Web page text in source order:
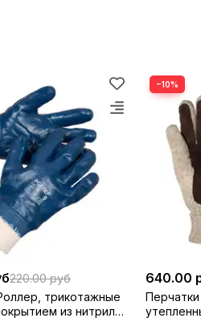
220.00 руб
трикотажные
из нитрила,
−10%
640.00